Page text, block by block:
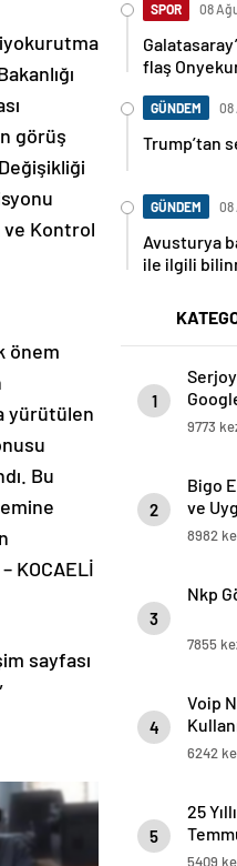
görüş
ve Kontrol
önem
yürütülen
Bu
KOCAELİ
sayfası
SPOR 08
flaş
GÜNDEM 08
Trump’tan
GÜNDEM 08
Avusturya
ile ilgili
1
9773
2
Bigo
ve
8982
3
Nkp
7855
4
Voip
6242
5
25
5409